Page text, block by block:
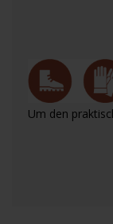
Um den